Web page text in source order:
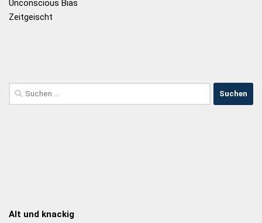
Unconscious Bias
Zeitgeischt
Alt und knackig